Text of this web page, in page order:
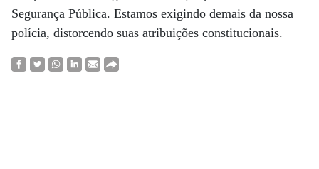
Segurança Pública. Estamos exigindo demais da nossa
polícia, distorcendo suas atribuições constitucionais.